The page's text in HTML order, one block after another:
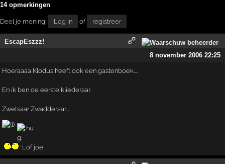
14 opmerkingen
Deel je mening! Log in of registreer
EscapEszzz!
8 november 2006 22:25
Hoeraaaa Klodus heeft ook een gastenboek....
En ik ben de eerste kliederaar.
Zwetsaar Zwadderaar....
Lof joe